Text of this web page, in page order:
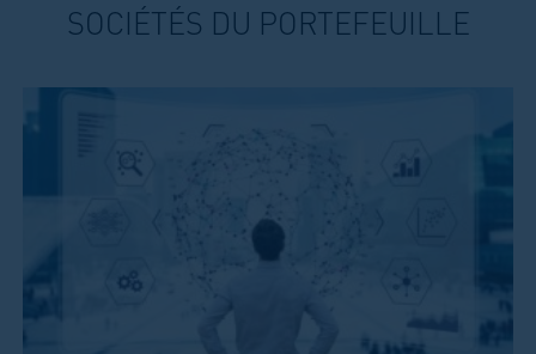
SOCIÉTÉS DU PORTEFEUILLE